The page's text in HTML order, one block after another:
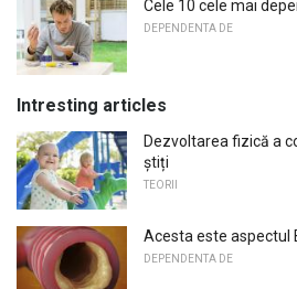
Cele 10 cele mai
DEPENDENTA DE
Intresting articles
Dezvoltarea fizică a
știți
TEORII
Acesta este aspectul
DEPENDENTA DE